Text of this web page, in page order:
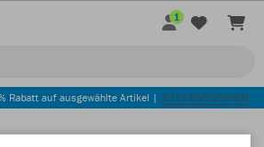
1
Rabatt auf ausgewählte Artikel | JETZT ENTDECKEN